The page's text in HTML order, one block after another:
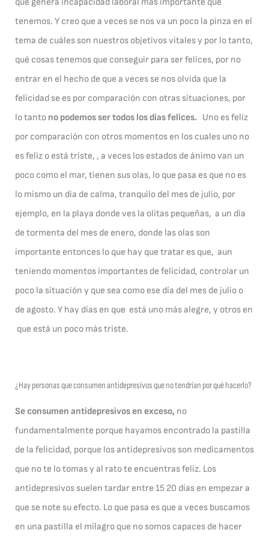
tenemos. Y creo que a veces se nos va un poco la pinza en el
tema de cuáles son nuestros objetivos vitales y por lo tanto,
qué cosas tenemos que conseguir para ser felices, por no
entrar en el hecho de que a veces se nos olvida que la
felicidad se es por comparación con otras situaciones, por
lo tanto no podemos ser todos los días felices. Uno es feliz
por comparación con otros momentos en los cuales uno no
es feliz o está triste, , a veces los estados de ánimo van un
poco como el mar, tienen sus olas, lo que pasa es que no es
lo mismo un día de calma, tranquilo del mes de julio, por
ejemplo, en la playa donde ves la olitas pequeñas, a un día
de tormenta del mes de enero, donde las olas son
importante entonces lo que hay que tratar es que, aun
teniendo momentos importantes de felicidad, controlar un
poco la situación y que sea como ese día del mes de julio o
de agosto. Y hay días en que está uno más alegre, y otros en
que está un poco más triste.
¿Hay personas que consumen antidepresivos que no tendrían por qué hacerlo?
Se consumen antidepresivos en exceso, no
fundamentalmente porque hayamos encontrado la pastilla
de la felicidad, porque los antidepresivos son medicamentos
que no te lo tomas y al rato te encuentras feliz. Los
antidepresivos suelen tardar entre 15 20 días en empezar a
que se note su efecto. Lo que pasa es que a veces buscamos
en una pastilla el milagro que no somos capaces de hacer